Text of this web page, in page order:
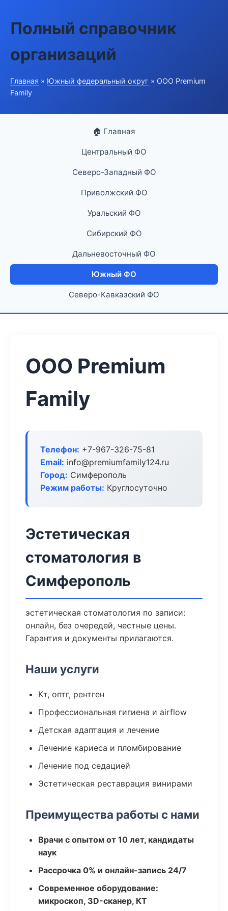
Полный справочник
организаций
Главная » Южный федеральный округ » ООО Premium
Family
🏠 Главная
Центральный ФО
Северо-Западный ФО
Приволжский ФО
Уральский ФО
Сибирский ФО
Дальневосточный ФО
Южный ФО
Северо-Кавказский ФО
ООО Premium
Family
Телефон: +7-967-326-75-81
Email: info@premiumfamily124.ru
Город: Симферополь
Режим работы: Круглосуточно
Эстетическая
стоматология в
Симферополь
эстетическая стоматология по записи:
онлайн, без очередей, честные цены.
Гарантия и документы прилагаются.
Наши услуги
Кт, оптг, рентген
Профессиональная гигиена и airflow
Детская адаптация и лечение
Лечение кариеса и пломбирование
Лечение под седацией
Эстетическая реставрация винирами
Преимущества работы с нами
Врачи с опытом от 10 лет, кандидаты
наук
Рассрочка 0% и онлайн-запись 24/7
Современное оборудование:
микроскоп, 3D-сканер, КТ